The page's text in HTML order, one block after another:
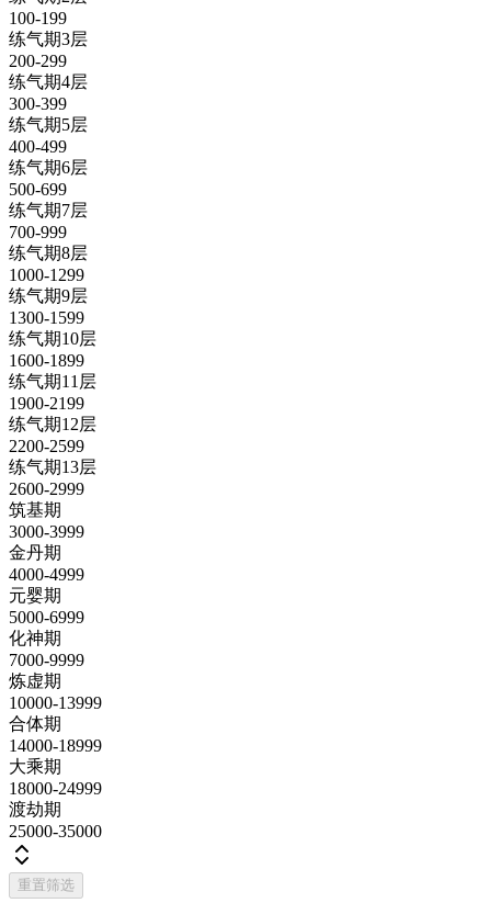
100-199
练气期3层
200-299
练气期4层
300-399
练气期5层
400-499
练气期6层
500-699
练气期7层
700-999
练气期8层
1000-1299
练气期9层
1300-1599
练气期10层
1600-1899
练气期11层
1900-2199
练气期12层
2200-2599
练气期13层
2600-2999
筑基期
3000-3999
金丹期
4000-4999
元婴期
5000-6999
化神期
7000-9999
炼虚期
10000-13999
合体期
14000-18999
大乘期
18000-24999
渡劫期
25000-35000
重置筛选